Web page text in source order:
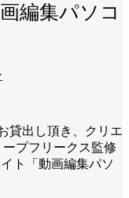
編集パソコ
貸出し頂き、クリエ
プフリークス監修
ト「動画編集パソ